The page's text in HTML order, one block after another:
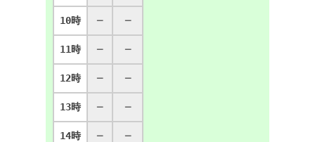
10時 ─ ─
11時 ─ ─
12時 ─ ─
13時 ─ ─
14時 ─ ─